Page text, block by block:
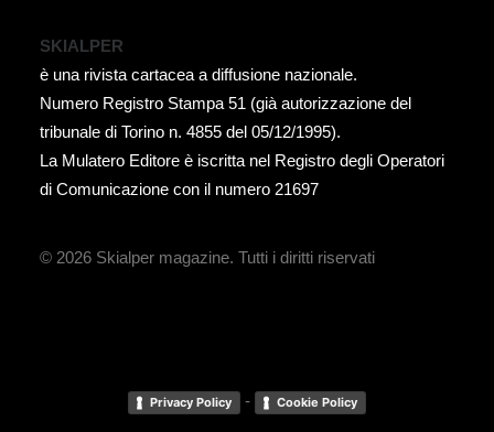
SKIALPER
è una rivista cartacea a diffusione nazionale.
Numero Registro Stampa 51 (già autorizzazione del
tribunale di Torino n. 4855 del 05/12/1995).
La Mulatero Editore è iscritta nel Registro degli Operatori
di Comunicazione con il numero 21697
© 2026 Skialper magazine. Tutti i diritti riservati
Privacy Policy - Cookie Policy